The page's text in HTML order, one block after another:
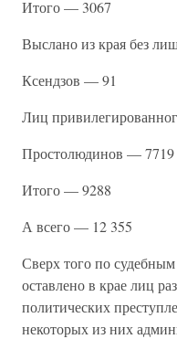
Итого — 3067
Выслано из края без
Ксендзов — 91
Лиц
Простолюдинов — 7719
Итого — 9288
А всего — 12 355
Сверх того по
оставлено в крае лиц
политических
некоторых из них